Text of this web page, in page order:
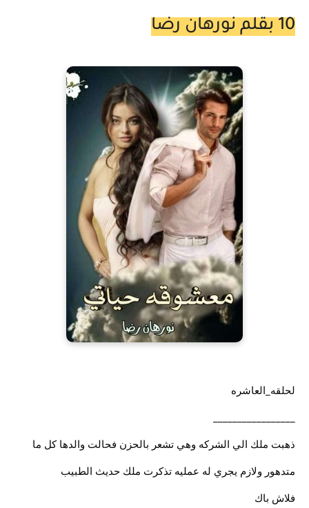
10 بقلم نورهان رضا
لحلقه_العاشره
ذهبت ملك الي الشركه وهي تشعر بالحزن فحالت والدها كل ما
متدهور ولازم يجري له عمليه تذكرت ملك حديث الطبيب
فلاش باك